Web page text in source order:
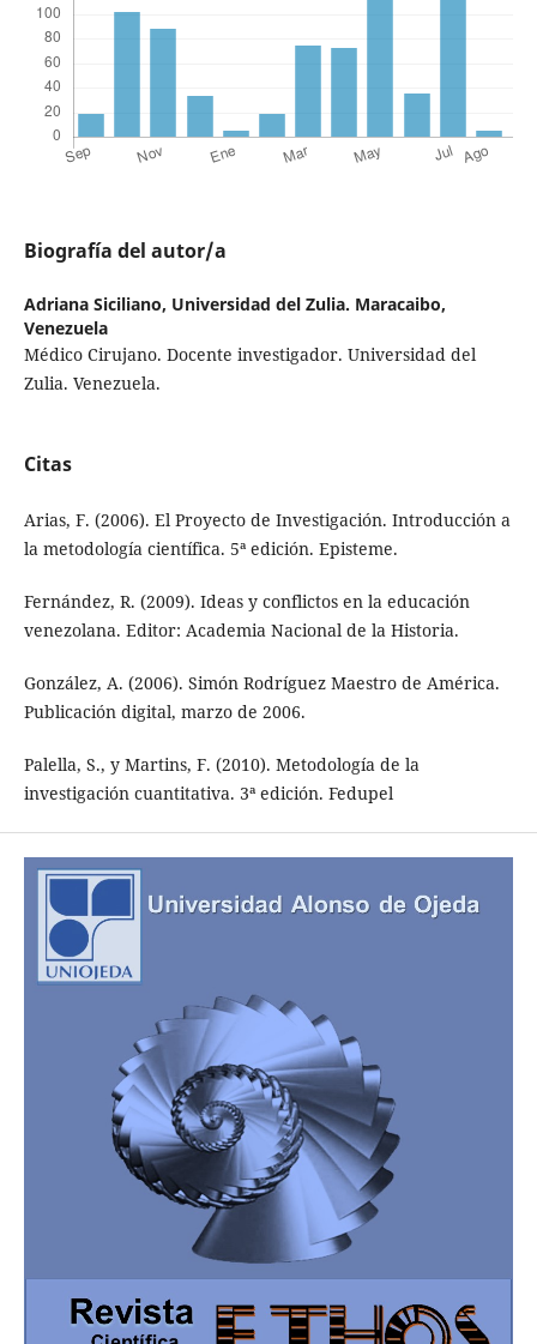
Biografía del autor/a
Adriana Siciliano, Universidad del Zulia. Maracaibo,
Venezuela
Médico Cirujano. Docente investigador. Universidad del
Zulia. Venezuela.
Citas
Arias, F. (2006). El Proyecto de Investigación. Introducción a
la metodología científica. 5ª edición. Episteme.
Fernández, R. (2009). Ideas y conflictos en la educación
venezolana. Editor: Academia Nacional de la Historia.
González, A. (2006). Simón Rodríguez Maestro de América.
Publicación digital, marzo de 2006.
Palella, S., y Martins, F. (2010). Metodología de la
investigación cuantitativa. 3ª edición. Fedupel